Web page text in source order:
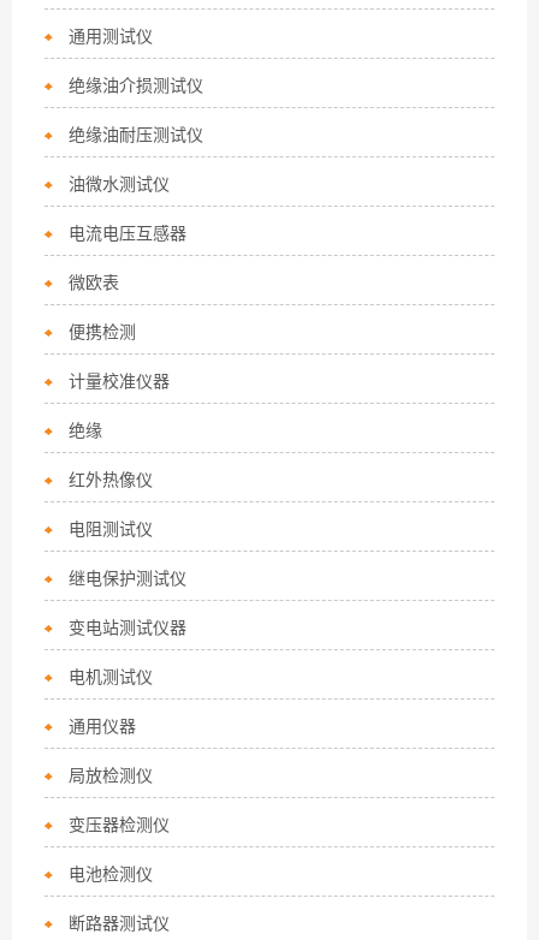
通用测试仪
绝缘油介损测试仪
绝缘油耐压测试仪
油微水测试仪
电流电压互感器
微欧表
便携检测
计量校准仪器
绝缘
红外热像仪
电阻测试仪
继电保护测试仪
变电站测试仪器
电机测试仪
通用仪器
局放检测仪
变压器检测仪
电池检测仪
断路器测试仪